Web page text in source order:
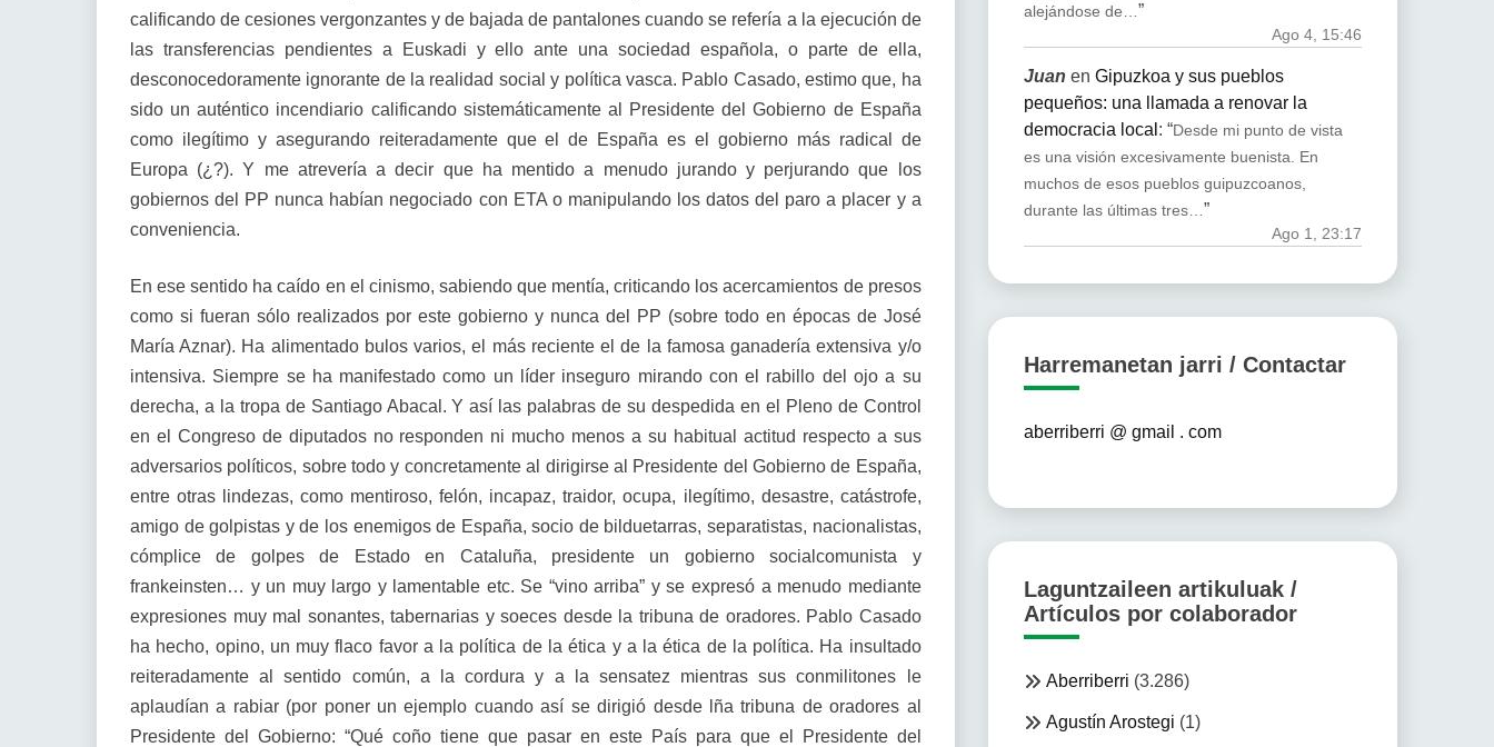
calificando de cesiones vergonzantes y de bajada de pantalones cuando se refería a la ejecución de
las transferencias pendientes a Euskadi y ello ante una sociedad española, o parte de ella,
desconocedoramente ignorante de la realidad social y política vasca. Pablo Casado, estimo que, ha
sido un auténtico incendiario calificando sistemáticamente al Presidente del Gobierno de España
como ilegítimo y asegurando reiteradamente que el de España es el gobierno más radical de
Europa (¿?). Y me atrevería a decir que ha mentido a menudo jurando y perjurando que los
gobiernos del PP nunca habían negociado con ETA o manipulando los datos del paro a placer y a
conveniencia.
En ese sentido ha caído en el cinismo, sabiendo que mentía, criticando los acercamientos de presos
como si fueran sólo realizados por este gobierno y nunca del PP (sobre todo en épocas de José
María Aznar). Ha alimentado bulos varios, el más reciente el de la famosa ganadería extensiva y/o
intensiva. Siempre se ha manifestado como un líder inseguro mirando con el rabillo del ojo a su
derecha, a la tropa de Santiago Abacal. Y así las palabras de su despedida en el Pleno de Control
en el Congreso de diputados no responden ni mucho menos a su habitual actitud respecto a sus
adversarios políticos, sobre todo y concretamente al dirigirse al Presidente del Gobierno de España,
entre otras lindezas, como mentiroso, felón, incapaz, traidor, ocupa, ilegítimo, desastre, catástrofe,
amigo de golpistas y de los enemigos de España, socio de bilduetarras, separatistas, nacionalistas,
cómplice de golpes de Estado en Cataluña, presidente un gobierno socialcomunista y
frankeinsten… y un muy largo y lamentable etc. Se “vino arriba” y se expresó a menudo mediante
expresiones muy mal sonantes, tabernarias y soeces desde la tribuna de oradores. Pablo Casado
ha hecho, opino, un muy flaco favor a la política de la ética y a la ética de la política. Ha insultado
reiteradamente al sentido común, a la cordura y a la sensatez mientras sus conmilitones le
aplaudían a rabiar (por poner un ejemplo cuando así se dirigió desde lña tribuna de oradores al
Presidente del Gobierno: “Qué coño tiene que pasar en este País para que el Presidente del
alejándose de…”
Ago 4, 15:46
Juan en Gipuzkoa y sus pueblos
pequeños: una llamada a renovar la
democracia local : “Desde mi punto de vista
es una visión excesivamente buenista. En
muchos de esos pueblos guipuzcoanos,
durante las últimas tres…”
Ago 1, 23:17
Harremanetan jarri / Contactar
aberriberri @ gmail . com
Laguntzaileen artikuluak /
Artículos por colaborador
Aberriberri (3.286)
Agustín Arostegi (1)